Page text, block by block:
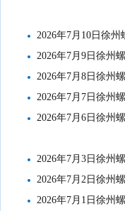
2026年7月10日徐
2026年7月9日徐州
2026年7月8日徐州
2026年7月7日徐州
2026年7月6日徐州
2026年7月3日徐州
2026年7月2日徐州
2026年7月1日徐州